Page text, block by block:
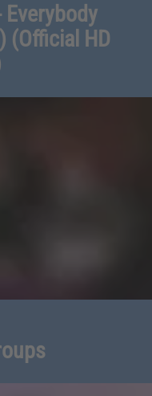
Everybody
(Official HD